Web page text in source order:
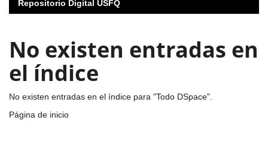
Repositorio Digital USFQ
No existen entradas en
el índice
No existen entradas en el índice para "Todo DSpace".
Página de inicio